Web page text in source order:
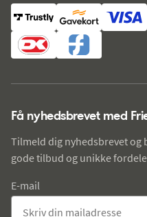
Få nyhedsbrevet med
Tilmeld dig nyhedsbrevet og
gode tilbud og unikke
E-mail